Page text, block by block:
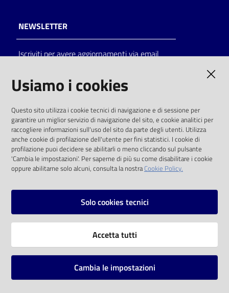
Catalogo
on line
Eventi
Chiedi al
bibliotecario
NEWSLETTER
Iscriviti per avere aggiornamenti via email
solo alle condizioni previste dalla direttiva
comunitaria 2003/98/CE e dal d.lgs. 36/2006
SOCIAL
Instagram
Vai alla pagina
Mappa del sito
Usiamo i cookies
Questo sito utilizza i cookie tecnici di navigazione e di sessione per
garantire un miglior servizio di navigazione del sito, e cookie analitici per
raccogliere informazioni sull'uso del sito da parte degli utenti. Utilizza
anche cookie di profilazione dell'utente per fini statistici. I cookie di
profilazione puoi decidere se abilitarli o meno cliccando sul pulsante
'Cambia le impostazioni'. Per saperne di più su come disabilitare i cookie
oppure abilitarne solo alcuni, consulta la nostraCookie Policy.
Solo cookies tecnici
Accetta tutti
Cambia le impostazioni